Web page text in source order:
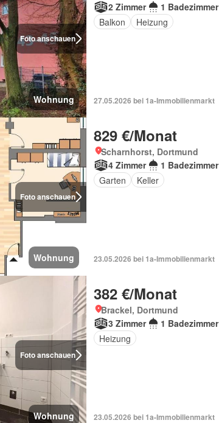
Foto anschauen
Wohnung
2 Zimmer
1 Badezimmer
Balkon
Heizung
27.05.2026 bei 1a-Immobilienmarkt
Foto anschauen
Wohnung
829 €/Monat
Scharnhorst, Dortmund
4 Zimmer
1 Badezimmer
Garten
Keller
23.05.2026 bei 1a-Immobilienmarkt
Foto anschauen
Wohnung
382 €/Monat
Brackel, Dortmund
3 Zimmer
1 Badezimmer
Heizung
23.05.2026 bei 1a-Immobilienmarkt